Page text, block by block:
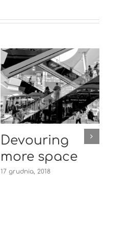
Devouring
more space
17 grudnia, 2018